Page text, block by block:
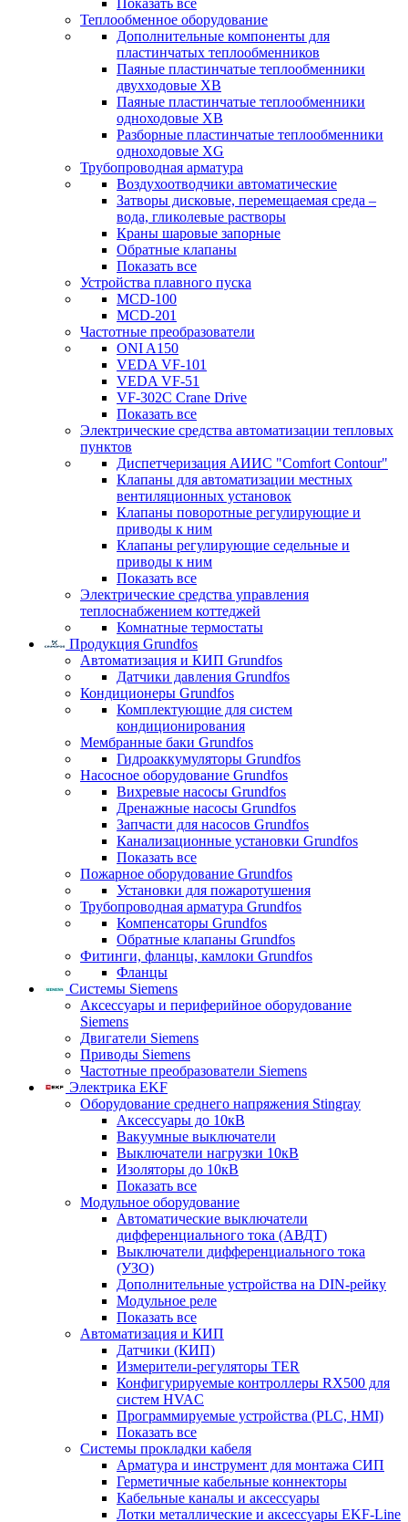
Показать все
Теплообменное оборудование
Дополнительные компоненты для
пластинчатых теплообменников
Паяные пластинчатые теплообменники
двухходовые XB
Паяные пластинчатые теплообменники
одноходовые ХВ
Разборные пластинчатые теплообменники
одноходовые ХG
Трубопроводная арматура
Воздухоотводчики автоматические
Затворы дисковые, перемещаемая среда –
вода, гликолевые растворы
Краны шаровые запорные
Обратные клапаны
Показать все
Устройства плавного пуска
MCD-100
MCD-201
Частотные преобразователи
ONI A150
VEDA VF-101
VEDA VF-51
VF-302C Crane Drive
Показать все
Электрические средства автоматизации тепловых
пунктов
Диспетчеризация АИИС "Comfort Contour"
Клапаны для автоматизации местных
вентиляционных установок
Клапаны поворотные регулирующие и
приводы к ним
Клапаны регулирующие седельные и
приводы к ним
Показать все
Электрические средства управления
теплоснабжением коттеджей
Комнатные термостаты
Продукция Grundfos
Автоматизация и КИП Grundfos
Датчики давления Grundfos
Кондиционеры Grundfos
Комплектующие для систем
кондиционирования
Мембранные баки Grundfos
Гидроаккумуляторы Grundfos
Насосное оборудование Grundfos
Вихревые насосы Grundfos
Дренажные насосы Grundfos
Запчасти для насосов Grundfos
Канализационные установки Grundfos
Показать все
Пожарное оборудование Grundfos
Установки для пожаротушения
Трубопроводная арматура Grundfos
Компенсаторы Grundfos
Обратные клапаны Grundfos
Фитинги, фланцы, камлоки Grundfos
Фланцы
Системы Siemens
Аксессуары и периферийное оборудование
Siemens
Двигатели Siemens
Приводы Siemens
Частотные преобразователи Siemens
Электрика EKF
Оборудование среднего напряжения Stingray
Аксессуары до 10кВ
Вакуумные выключатели
Выключатели нагрузки 10кВ
Изоляторы до 10кВ
Показать все
Модульное оборудование
Автоматические выключатели
дифференциального тока (АВДТ)
Выключатели дифференциального тока
(УЗО)
Дополнительные устройства на DIN-рейку
Модульное реле
Показать все
Автоматизация и КИП
Датчики (КИП)
Измерители-регуляторы TER
Конфигурируемые контроллеры RX500 для
систем HVAC
Программируемые устройства (PLC, HMI)
Показать все
Системы прокладки кабеля
Арматура и инструмент для монтажа СИП
Герметичные кабельные коннекторы
Кабельные каналы и аксессуары
Лотки металлические и аксессуары EKF-Line